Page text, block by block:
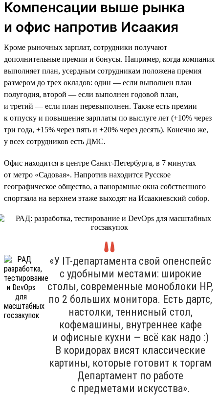
Компенсации выше рынка
и офис напротив Исаакия
Кроме рыночных зарплат, сотрудники получают
дополнительные премии и бонусы. Например, когда компания
выполняет план, усердным сотрудникам положена премия
размером до трех окладов: один — если выполнен план
полугодия, второй — если выполнен годовой план,
и третий — если план перевыполнен. Также есть премии
к отпуску и повышение зарплаты по выслуге лет (+10% через
три года, +15% через пять и +20% через десять). Конечно же,
у всех сотрудников есть ДМС.
Офис находится в центре Санкт-Петербурга, в 7 минутах
от метро «Садовая». Напротив находится Русское
географическое общество, а панорамные окна собственного
спортзала на верхнем этаже выходят на Исаакиевский собор.
«У IT-департамента свой опенспейс
с удобными местами: широкие
столы, современные моноблоки HP,
по 2 больших монитора. Есть дартс,
настолки, теннисный стол,
кофемашины, внутреннее кафе
и офисные кухни — всё как надо :)
В коридорах висят классические
картины, которые готовит к торгам
Департамент по работе
с предметами искусства».